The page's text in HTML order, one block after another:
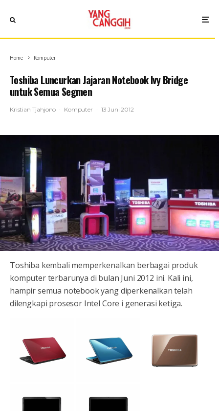
Home Komputer
Toshiba Luncurkan Jajaran Notebook Ivy Bridge
untuk Semua Segmen
Kristian Tjahjono · Komputer · 13 Juni 2012
Toshiba kembali memperkenalkan berbagai produk
komputer terbarunya di bulan Juni 2012 ini. Kali ini,
hampir semua notebook yang diperkenalkan telah
dilengkapi prosesor Intel Core i generasi ketiga.